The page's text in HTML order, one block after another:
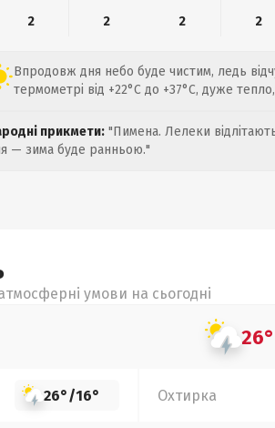
2 2 2 2
Впродовж дня небо буде чистим, ледь
термометрі від +22°C до +37°C, дуже
прикмети: "Пимена. Лелеки
— зима буде ранньою."
умови на сьогодні
26°
26°/16° Охтирка